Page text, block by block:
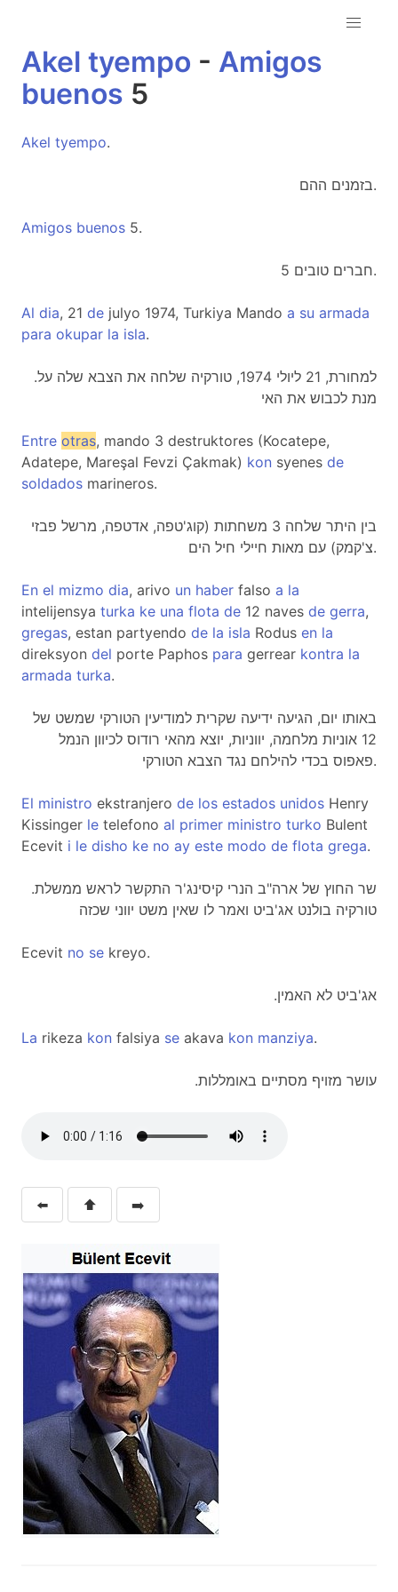
Akel tyempo - Amigos
buenos 5
Akel tyempo.
בזמנים ההם.
Amigos buenos 5.
חברים טובים 5.
Al dia, 21 de julyo 1974, Turkiya Mando a su armada
para okupar la isla.
.למחורת, 21 ליולי 1974, טורקיה שלחה את הצבא שלה על
מנת לכבוש את האי
Entre otras, mando 3 destruktores (Kocatepe,
Adatepe, Mareşal Fevzi Çakmak) kon syenes de
soldados marineros.
בין היתר שלחה 3 משחתות (קוג'טפה, אדטפה, מרשל פבזי
צ'קמק) עם מאות חיילי חיל הים.
En el mizmo dia, arivo un haber falso a la
intelijensya turka ke una flota de 12 naves de gerra,
gregas, estan partyendo de la isla Rodus en la
direksyon del porte Paphos para gerrear kontra la
armada turka.
באותו יום, הגיעה ידיעה שקרית למודיעין הטורקי שמשט של
12 אוניות מלחמה, יווניות, יוצא מהאי רודוס לכיוון הנמל
פאפוס בכדי להילחם נגד הצבא הטורקי.
El ministro ekstranjero de los estados unidos Henry
Kissinger le telefono al primer ministro turko Bulent
Ecevit i le disho ke no ay este modo de flota grega.
.שר החוץ של ארה"ב הנרי קיסינג'ר התקשר לראש ממשלת
טורקיה בולנט אג'ביט ואמר לו שאין משט יווני שכזה
Ecevit no se kreyo.
.אג'ביט לא האמין
La rikeza kon falsiya se akava kon manziya.
.עושר מזויף מסתיים באומללות
⬅️ ⬆️ ➡️